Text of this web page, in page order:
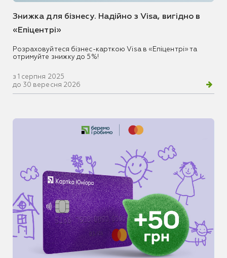
Знижка для бізнесу. Надійно з Visa, вигідно в
«Епіцентрі»
Розраховуйтеся бізнес-карткою Visa в «Епіцентрі» та
отримуйте знижку до 5%!
з 1 серпня 2025
до 30 вересня 2026